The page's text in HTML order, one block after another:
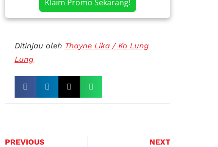
Klaim Promo Sekarang!
Ditinjau oleh Thayne Lika / Ko Lung
Lung
PREVIOUS NEXT